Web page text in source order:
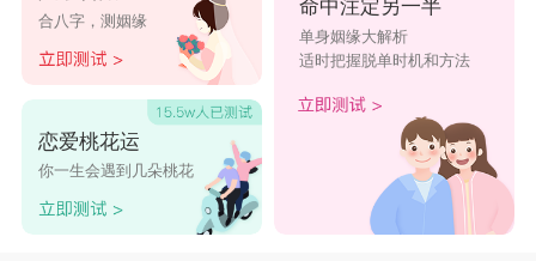
合八字，测姻缘
恋爱桃花运
你一生会遇到几朵桃花
命中注定另一半
单身姻缘大解析
适时把握脱单时机和方法